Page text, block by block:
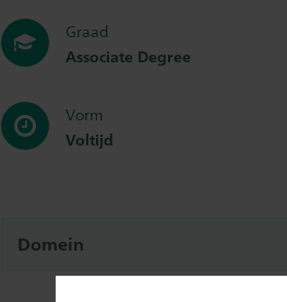
Graad
Associate Degree
Vorm
Voltijd
Domein